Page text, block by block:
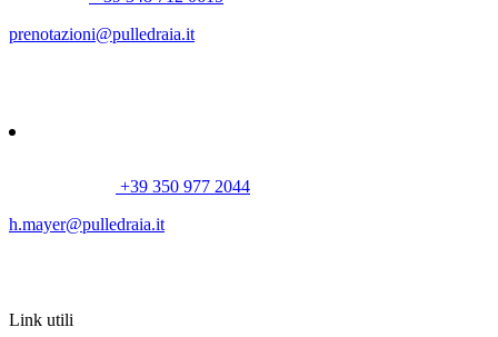
prenotazioni@pulledraia.it
+39 350 977 2044
h.mayer@pulledraia.it
Link utili